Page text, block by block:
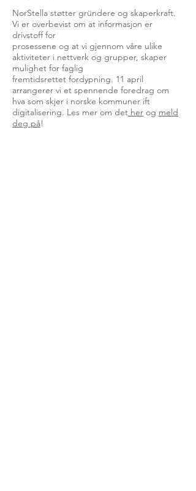
NorStella støtter gründere og skaperkraft.
Vi er overbevist om at informasjon er
drivstoff for
prosessene og at vi gjennom våre ulike
aktiviteter i nettverk og grupper, skaper
mulighet for faglig
fremtidsrettet fordypning. 11 april
arrangerer vi et spennende foredrag om
hva som skjer i norske kommuner ift
digitalisering. Les mer om det her og meld
deg på!